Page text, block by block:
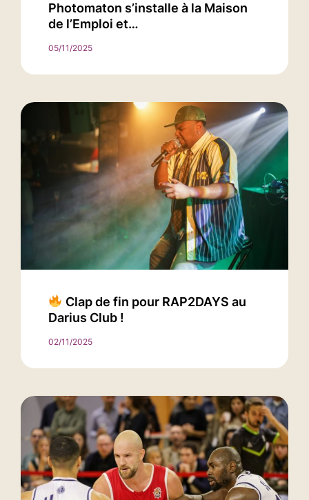
Photomaton s’installe à la Maison
de l’Emploi et…
05/11/2025
Clap de fin pour RAP2DAYS au
Darius Club !
02/11/2025